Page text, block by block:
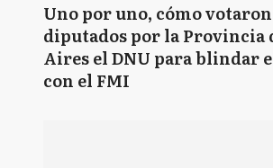
Uno por uno, cómo
diputados por la Provincia
Aires el DNU para blindar
con el FMI